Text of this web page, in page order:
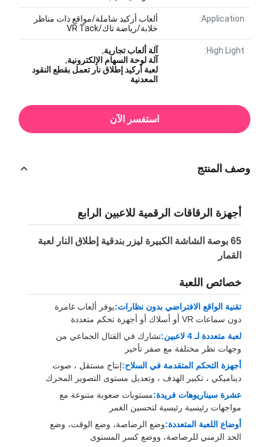
Application:
ألعاب أركيد شاملة/مواقع ذات مناظر
خلابة/رياضة تاك/VR Tack
High Light: آلة ألعاب تجارية,
آلة لوحة السهام الإلكترونية,
لعبة أركيد إطلاق نار تعمل بقطع النقود
المعدنية
استفسر الآن
وصف المنتج
أجهزة الرقاقات الرقمية للاعبين الرابع
65 بوصة الشاشة الكبيرة ليزر بندقية إطلاق النار لعبة
القمار
خصائص اللعبة
تقنية الواقع الافتراضي بدون نظارات:يوفر ألعاب غامرة
دون سماعات VR أو أسلاك أو أجهزة تحكم متعددة
لعبة متعددة لـ 4 لاعبين:
تشارك في القتال الجماعي من
وجهات نظر مختلفة مع صفر تأخير
أجهزة التحكم المتقدمة في السلاح:إنتاج مستقل ، صوت
ديناميكي ، تكبير الهدف ، وتعديل مستوى التصوير المحرك
عشرة سيناريوهات فريدة:مستويات صعوبة متنوعة مع
مواجهات رئيسية رئيسية لتحسين الغمر
أوضاع اللعبة المتعددة:وضع الرصاصة، وضع الوقت، وضع
الحد الزمني للرصاصة، ووضع كسر المستوى